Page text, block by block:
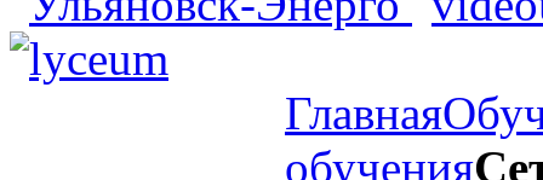
Главная
обучения